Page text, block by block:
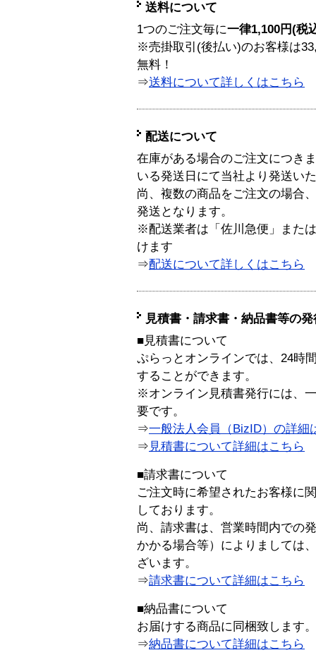
送料について
1つのご注文毎に一律1,100円(税
※売掛取引(後払い)のお客様は
無料！
⇒送料について詳しくはこちら
配送について
在庫がある場合のご注文につき
いる発送日にて当社より発送い
尚、複数の商品をご注文の場合
発送となります。
※配送業者は「佐川急便」また
けます
⇒配送について詳しくはこちら
見積書・請求書・納品書等の
■見積書について
ぷらっとオンラインでは、24時
することができます。
※オンライン見積書発行には、
要です。
⇒一般法人会員（BizID）の詳細
⇒ 見積書について詳細はこちら
■請求書について
ご注文時に希望されたお客様に
しております。
尚、請求書は、営業時間内での
かかる場合等）によりましては
ざいます。
⇒請求書について詳細はこちら
■納品書について
お届けする商品に同梱致します。
⇒納品書について詳細はこちら